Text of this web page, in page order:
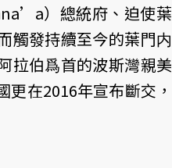
）總統府、迫使葉
觸發持續至今的葉門内
拉伯爲首的波斯灣親美
更在2016年宣布斷交，